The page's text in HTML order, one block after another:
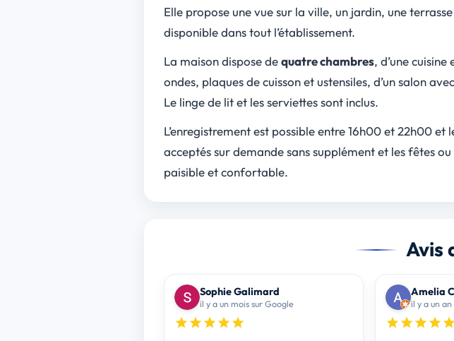
Elle propose une vue sur la ville, un jardin, une
disponible dans tout l’établissement.
La maison dispose dequatre chambres, d’une
ondes, plaques de cuisson et ustensiles, d’un salon
Le linge de lit et les serviettes sont inclus.
L’enregistrement est possible entre 16h00 et 22h00
acceptés sur demande sans supplément et les fêtes
paisible et confortable.
Avis
Sophie Galimard
il y a un mois sur Google
Amelia
il y a un